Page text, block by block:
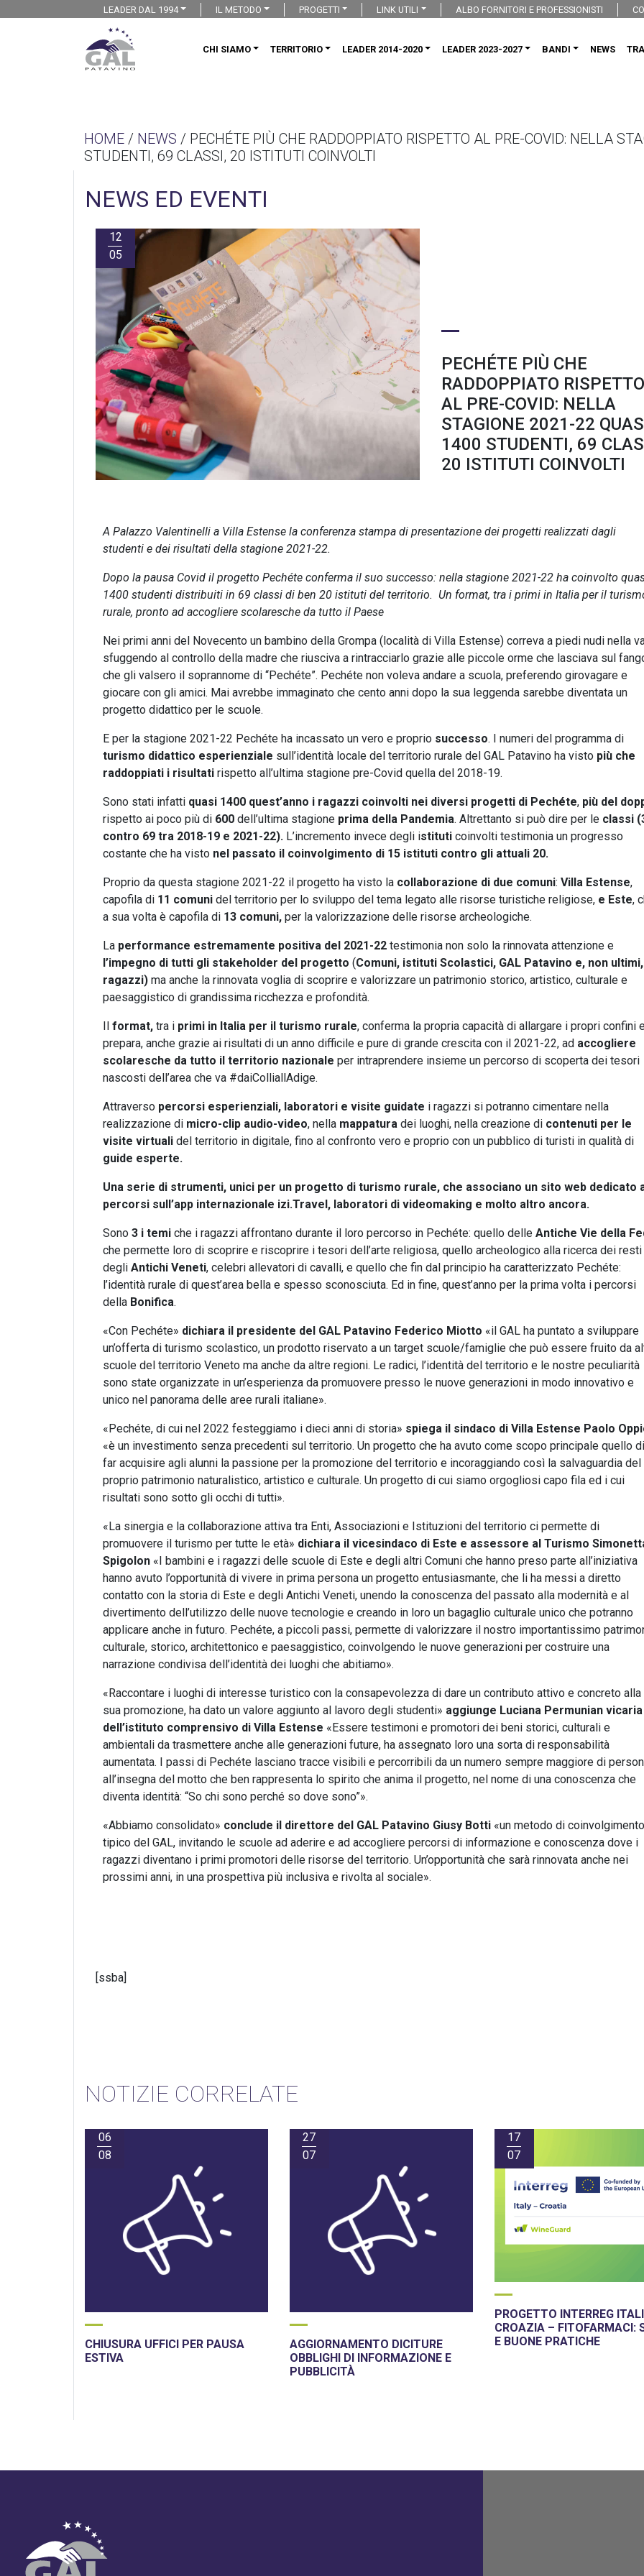
LEADER DAL 1994 IL METODO PROGETTI LINK UTILI ALBO FORNITORI E PROFESSIONISTI
CHI SIAMO TERRITORIO LEADER 2014-2020 LEADER 2023-2027 BANDI NEWS
HOME / NEWS / PECHÉTE PIÙ CHE RADDOPPIATO RISPETTO AL PRE-COVID: NELLA
STUDENTI, 69 CLASSI, 20 ISTITUTI COINVOLTI
NEWS ED EVENTI
12
05
PECHÉTE PIÙ CHE
RADDOPPIATO RISPETTO
AL PRE-COVID: NELLA
STAGIONE 2021-22
1400 STUDENTI, 69
20 ISTITUTI COINVOLTI
A Palazzo Valentinelli a Villa Estense la conferenza stampa di presentazione dei progetti realizzati dagli
studenti e dei risultati della stagione 2021-22.
Dopo la pausa Covid il progetto Pechéte conferma il suo successo: nella stagione 2021-22 ha coinvolto
1400 studenti distribuiti in 69 classi di ben 20 istituti del territorio. Un format, tra i primi in Italia per il
rurale, pronto ad accogliere scolaresche da tutto il Paese
Nei primi anni del Novecento un bambino della Grompa (località di Villa Estense) correva a piedi nudi nella
sfuggendo al controllo della madre che riusciva a rintracciarlo grazie alle piccole orme che lasciava sul
che gli valsero il soprannome di “Pechéte”. Pechéte non voleva andare a scuola, preferendo girovagare e
giocare con gli amici. Mai avrebbe immaginato che cento anni dopo la sua leggenda sarebbe diventata un
progetto didattico per le scuole.
E per la stagione 2021-22 Pechéte ha incassato un vero e proprio successo. I numeri del programma di
turismo didattico esperienziale sull’identità locale del territorio rurale del GAL Patavino ha visto più che
raddoppiati i risultati rispetto all’ultima stagione pre-Covid quella del 2018-19.
Sono stati infatti quasi 1400 quest’anno i ragazzi coinvolti nei diversi progetti di Pechéte, più del
rispetto ai poco più di 600 dell’ultima stagione prima della Pandemia. Altrettanto si può dire per le classi
contro 69 tra 2018-19 e 2021-22). L’incremento invece degli istituti coinvolti testimonia un progresso
costante che ha visto nel passato il coinvolgimento di 15 istituti contro gli attuali 20.
Proprio da questa stagione 2021-22 il progetto ha visto la collaborazione di due comuni: Villa Estense,
capofila di 11 comuni del territorio per lo sviluppo del tema legato alle risorse turistiche religiose, e Este,
a sua volta è capofila di 13 comuni, per la valorizzazione delle risorse archeologiche.
La performance estremamente positiva del 2021-22 testimonia non solo la rinnovata attenzione e
l’impegno di tutti gli stakeholder del progetto (Comuni, istituti Scolastici, GAL Patavino e, non
ragazzi) ma anche la rinnovata voglia di scoprire e valorizzare un patrimonio storico, artistico, culturale e
paesaggistico di grandissima ricchezza e profondità.
Il format, tra i primi in Italia per il turismo rurale, conferma la propria capacità di allargare i propri confini
prepara, anche grazie ai risultati di un anno difficile e pure di grande crescita con il 2021-22, ad accogliere
scolaresche da tutto il territorio nazionale per intraprendere insieme un percorso di scoperta dei tesori
nascosti dell’area che va #daiColliallAdige.
Attraverso percorsi esperienziali, laboratori e visite guidate i ragazzi si potranno cimentare nella
realizzazione di micro-clip audio-video, nella mappatura dei luoghi, nella creazione di contenuti per le
visite virtuali del territorio in digitale, fino al confronto vero e proprio con un pubblico di turisti in qualità di
guide esperte.
Una serie di strumenti, unici per un progetto di turismo rurale, che associano un sito web dedicato
percorsi sull’app internazionale izi.Travel, laboratori di videomaking e molto altro ancora.
Sono 3 i temi che i ragazzi affrontano durante il loro percorso in Pechéte: quello delle Antiche Vie della
che permette loro di scoprire e riscoprire i tesori dell’arte religiosa, quello archeologico alla ricerca dei resti
degli Antichi Veneti, celebri allevatori di cavalli, e quello che fin dal principio ha caratterizzato Pechéte:
l’identità rurale di quest’area bella e spesso sconosciuta. Ed in fine, quest’anno per la prima volta i percorsi
della Bonifica.
«Con Pechéte» dichiara il presidente del GAL Patavino Federico Miotto «il GAL ha puntato a sviluppare
un’offerta di turismo scolastico, un prodotto riservato a un target scuole/famiglie che può essere fruito da
scuole del territorio Veneto ma anche da altre regioni. Le radici, l’identità del territorio e le nostre peculiarità
sono state organizzate in un’esperienza da promuovere presso le nuove generazioni in modo innovativo e
unico nel panorama delle aree rurali italiane».
«Pechéte, di cui nel 2022 festeggiamo i dieci anni di storia» spiega il sindaco di Villa Estense Paolo
«è un investimento senza precedenti sul territorio. Un progetto che ha avuto come scopo principale quello di
far acquisire agli alunni la passione per la promozione del territorio e incoraggiando così la salvaguardia del
proprio patrimonio naturalistico, artistico e culturale. Un progetto di cui siamo orgogliosi capo fila ed i cui
risultati sono sotto gli occhi di tutti».
«La sinergia e la collaborazione attiva tra Enti, Associazioni e Istituzioni del territorio ci permette di
promuovere il turismo per tutte le età» dichiara il vicesindaco di Este e assessore al Turismo
Spigolon «I bambini e i ragazzi delle scuole di Este e degli altri Comuni che hanno preso parte all’iniziativa
hanno avuto l’opportunità di vivere in prima persona un progetto entusiasmante, che li ha messi a diretto
contatto con la storia di Este e degli Antichi Veneti, unendo la conoscenza del passato alla modernità e al
divertimento dell’utilizzo delle nuove tecnologie e creando in loro un bagaglio culturale unico che potranno
applicare anche in futuro. Pechéte, a piccoli passi, permette di valorizzare il nostro importantissimo
culturale, storico, architettonico e paesaggistico, coinvolgendo le nuove generazioni per costruire una
narrazione condivisa dell’identità dei luoghi che abitiamo».
«Raccontare i luoghi di interesse turistico con la consapevolezza di dare un contributo attivo e concreto alla
sua promozione, ha dato un valore aggiunto al lavoro degli studenti» aggiunge Luciana Permunian vicaria
dell’istituto comprensivo di Villa Estense «Essere testimoni e promotori dei beni storici, culturali e
ambientali da trasmettere anche alle generazioni future, ha assegnato loro una sorta di responsabilità
aumentata. I passi di Pechéte lasciano tracce visibili e percorribili da un numero sempre maggiore di
all’insegna del motto che ben rappresenta lo spirito che anima il progetto, nel nome di una conoscenza che
diventa identità: “So chi sono perché so dove sono”».
«Abbiamo consolidato» conclude il direttore del GAL Patavino Giusy Botti «un metodo di
tipico del GAL, invitando le scuole ad aderire e ad accogliere percorsi di informazione e conoscenza dove i
ragazzi diventano i primi promotori delle risorse del territorio. Un’opportunità che sarà rinnovata anche nei
prossimi anni, in una prospettiva più inclusiva e rivolta al sociale».
[ssba]
NOTIZIE CORRELATE
06
08
CHIUSURA UFFICI PER PAUSA
ESTIVA
27
07
AGGIORNAMENTO DICITURE
OBBLIGHI DI INFORMAZIONE E
PUBBLICITÀ
17
07
PROGETTO INTERREG
CROAZIA – FITOFARMACI:
E BUONE PRATICHE